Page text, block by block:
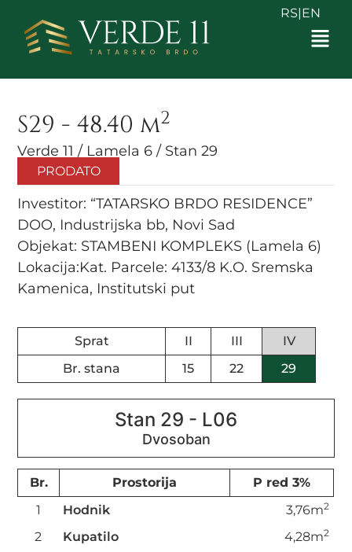
RS|EN
S29 - 48.40 m2
Verde 11 / Lamela 6 / Stan 29
PRODATO
Investitor: “TATARSKO BRDO RESIDENCE”
DOO, Industrijska bb, Novi Sad
Objekat: STAMBENI KOMPLEKS (Lamela 6)
Lokacija:Kat. Parcele: 4133/8 K.O. Sremska
Kamenica, Institutski put
Sprat II III
IV
Br. stana
15 22 29
Stan 29 - L06
Br. Prostorija
P red 3%
1
Hodnik 3,76m2
2 Kupatilo 4,28m2